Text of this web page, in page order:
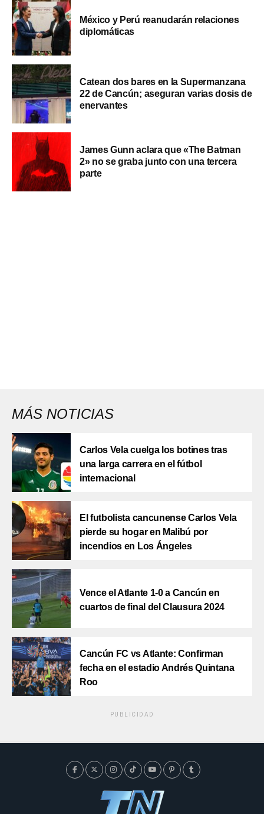
México y Perú reanudarán relaciones
diplomáticas
Catean dos bares en la Supermanzana
22 de Cancún; aseguran varias dosis de
enervantes
James Gunn aclara que «The Batman
2» no se graba junto con una tercera
parte
MÁS NOTICIAS
Carlos Vela cuelga los botines tras
una larga carrera en el fútbol
internacional
El futbolista cancunense Carlos Vela
pierde su hogar en Malibú por
incendios en Los Ángeles
Vence el Atlante 1-0 a Cancún en
cuartos de final del Clausura 2024
Cancún FC vs Atlante: Confirman
fecha en el estadio Andrés Quintana
Roo
PUBLICIDAD